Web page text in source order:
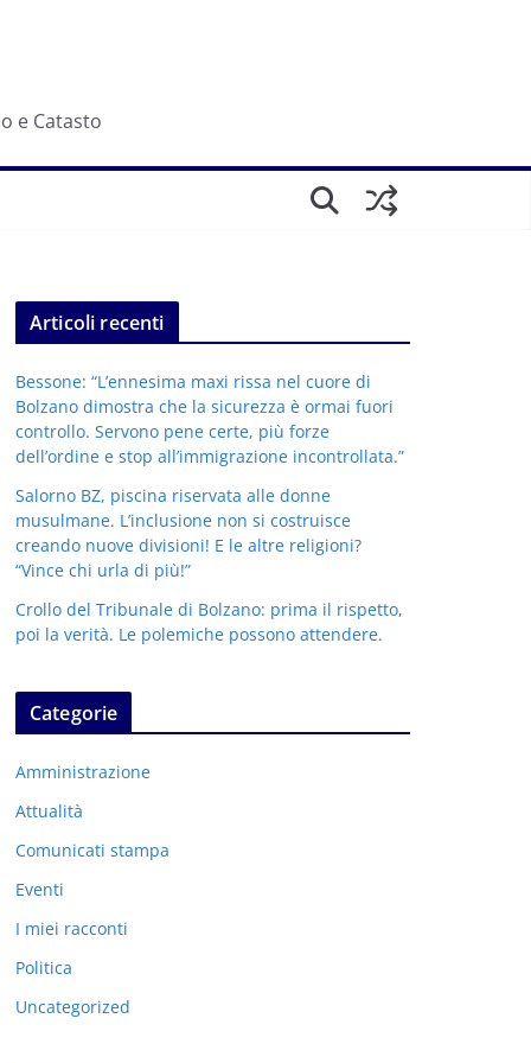
e Catasto
Articoli recenti
Bessone: “L’ennesima maxi rissa nel cuore di
Bolzano dimostra che la sicurezza è ormai fuori
controllo. Servono pene certe, più forze
dell’ordine e stop all’immigrazione incontrollata.”
Salorno BZ, piscina riservata alle donne
musulmane. L’inclusione non si costruisce
creando nuove divisioni! E le altre religioni?
“Vince chi urla di più!”
Crollo del Tribunale di Bolzano: prima il rispetto,
poi la verità. Le polemiche possono attendere.
Categorie
Amministrazione
Attualità
Comunicati stampa
Eventi
I miei racconti
Politica
Uncategorized